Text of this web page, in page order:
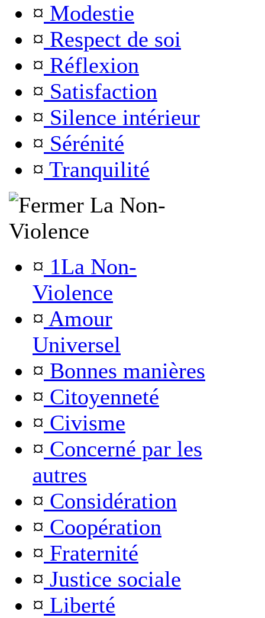
¤ Modestie
¤ Respect de soi
¤ Réflexion
¤ Satisfaction
¤ Silence intérieur
¤ Sérénité
¤ Tranquilité
La Non-
Violence
¤ 1La Non-
Violence
¤ Amour
Universel
¤ Bonnes manières
¤ Citoyenneté
¤ Civisme
¤ Concerné par les
autres
¤ Considération
¤ Coopération
¤ Fraternité
¤ Justice sociale
¤ Liberté